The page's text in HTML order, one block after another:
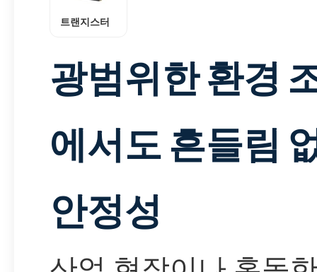
트랜지스터
광범위한 환경
에서도 흔들림
안정성